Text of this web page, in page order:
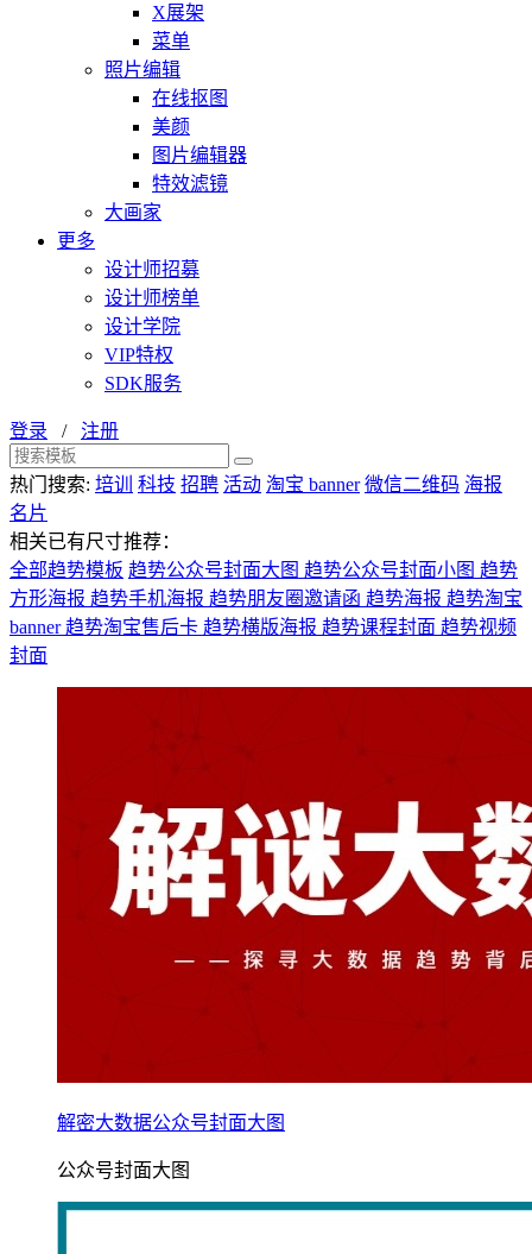
X展架
菜单
照片编辑
在线抠图
美颜
图片编辑器
特效滤镜
大画家
更多
设计师招募
设计师榜单
设计学院
VIP特权
SDK服务
登录 / 注册
热门搜索: 培训 科技 招聘 活动 淘宝 banner 微信二维码 海报
名片
相关已有尺寸推荐：
全部趋势模板 趋势公众号封面大图 趋势公众号封面小图 趋势
方形海报 趋势手机海报 趋势朋友圈邀请函 趋势海报 趋势淘宝
banner趋势淘宝售后卡 趋势横版海报 趋势课程封面 趋势视频
封面
解密大数据公众号封面大图
公众号封面大图